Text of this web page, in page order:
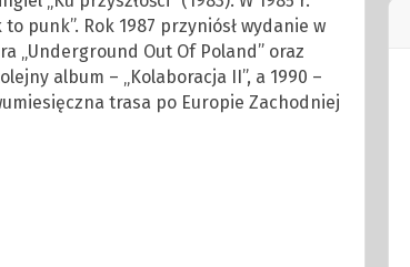
punk”. Rok 1987 przyniósł wydanie w
„Underground Out Of Poland” oraz
album – „Kolaboracja II”, a 1990 –
trasa po Europie Zachodniej